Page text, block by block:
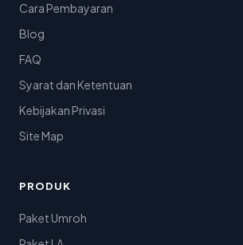
Cara Pembayaran
Blog
FAQ
Syarat dan Ketentuan
Kebijakan Privasi
Site Map
PRODUK
Paket Umroh